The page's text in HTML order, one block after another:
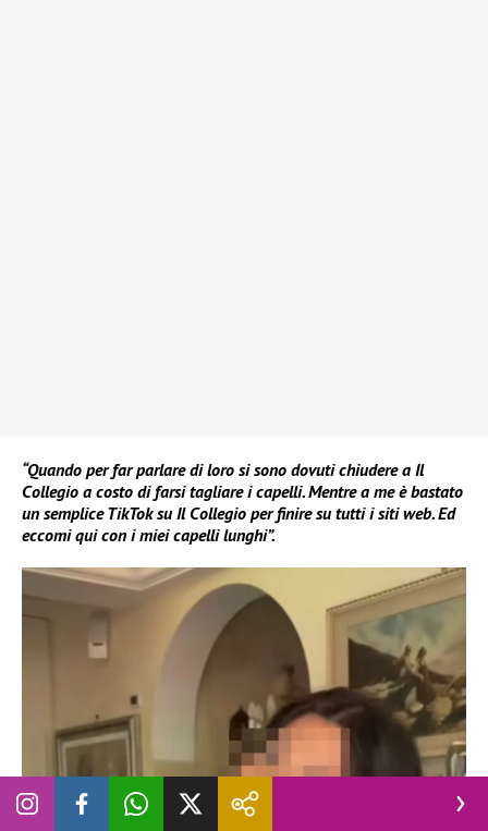
“Quando per far parlare di loro si sono dovuti chiudere a Il
Collegio a costo di farsi tagliare i capelli. Mentre a me è bastato
un semplice TikTok su Il Collegio per finire su tutti i siti web. Ed
eccomi qui con i miei capelli lunghi”.